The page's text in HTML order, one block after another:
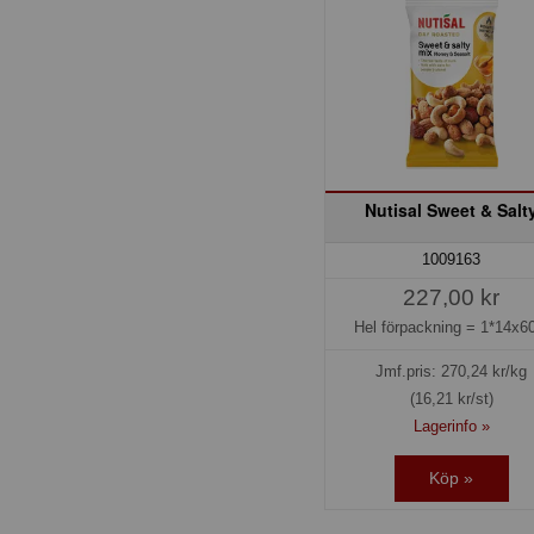
Nutisal Sweet &
1009163
227,00 kr
Hel förpackning =
Jmf.pris: 270,24 kr/kg
(16,21 kr/st)
Lagerinfo »
Köp »